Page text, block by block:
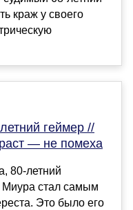
краж у своего
геймер //
— не помеха
80-летний
стал самым
Это было его